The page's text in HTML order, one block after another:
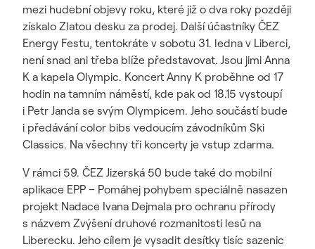
mezi hudební objevy roku, které již o dva roky později
získalo Zlatou desku za prodej. Další účastníky ČEZ
Energy Festu, tentokráte v sobotu 31. ledna v Liberci,
není snad ani třeba blíže představovat. Jsou jimi Anna
K a kapela Olympic. Koncert Anny K proběhne od 17
hodin na tamním náměstí, kde pak od 18.15 vystoupí
i Petr Janda se svým Olympicem. Jeho součástí bude
i předávání color bibs vedoucím závodníkům Ski
Classics. Na všechny tři koncerty je vstup zdarma.
V rámci 59. ČEZ Jizerská 50 bude také do mobilní
aplikace EPP – Pomáhej pohybem speciálně nasazen
projekt Nadace Ivana Dejmala pro ochranu přírody
s názvem Zvýšení druhové rozmanitosti lesů na
Liberecku. Jeho cílem je vysadit desítky tisíc sazenic